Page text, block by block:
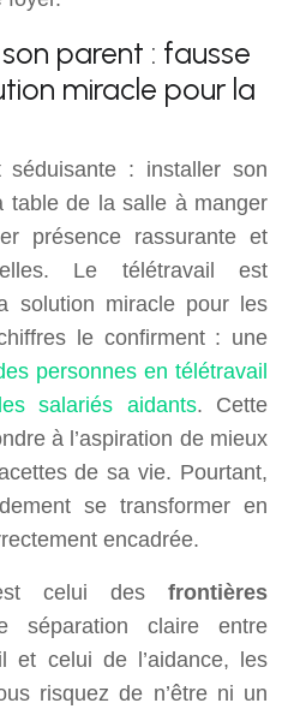
parent : fausse
miracle pour la
séduisante : installer son
table de la salle à manger
présence rassurante et
Le télétravail est
solution miracle pour les
le confirment : une
personnes en télétravail
salariés aidants. Cette
à l’aspiration de mieux
de sa vie. Pourtant,
se transformer en
encadrée.
celui des frontières
séparation claire entre
et celui de l’aidance, les
risquez de n’être ni un